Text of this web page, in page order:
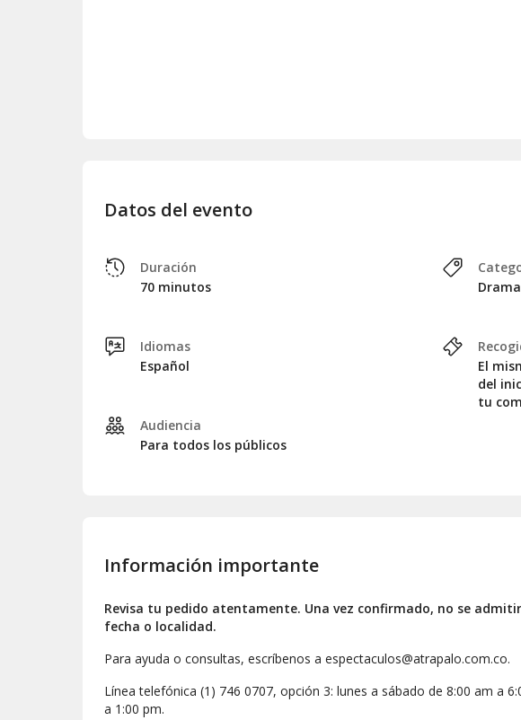
Datos del evento
Duración
70 minutos
Idiomas
Español
Audiencia
Para todos los públicos
Drama
El
del
tu
Información importante
Revisa tu pedido atentamente. Una vez confirmado, no se
fecha o localidad.
Para ayuda o consultas, escríbenos a espectaculos@atrapalo.com.co.
Línea telefónica (1) 746 0707, opción 3: lunes a sábado de 8:00 am a
a 1:00 pm.